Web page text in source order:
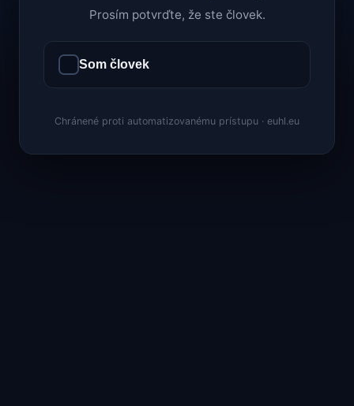
Prosím potvrďte, že ste človek.
Som človek
Chránené proti automatizovanému prístupu · euhl.eu